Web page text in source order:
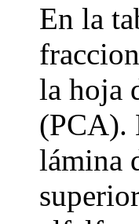
En la
la hoja
(PCA).
lámina